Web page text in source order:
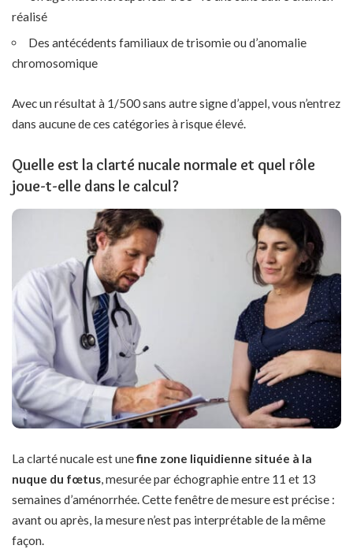
réalisé
Des antécédents familiaux de trisomie ou d’anomalie
chromosomique
Avec un résultat à 1/500 sans autre signe d’appel, vous n’entrez
dans aucune de ces catégories à risque élevé.
Quelle est la clarté nucale normale et quel rôle
joue-t-elle dans le calcul?
La clarté nucale est unefine zone liquidienne située à la
nuque du fœtus, mesurée par échographie entre 11 et 13
semaines d’aménorrhée. Cette fenêtre de mesure est précise :
avant ou après, la mesure n’est pas interprétable de la même
façon.